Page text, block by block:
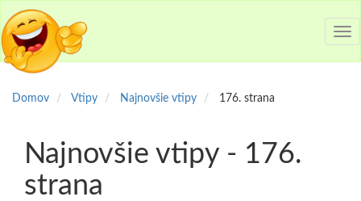
Domov Vtipy Najnovšie vtipy 176. strana
Najnovšie vtipy - 176.
strana